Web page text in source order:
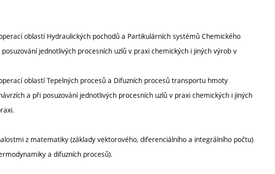
oblastí Hydraulických pochodů a Partikulárních systémů Chemického
jednotlivých procesních uzlů v praxi chemických i jiných výrob v
oblastí Tepelných procesů a Difuzních procesů transportu hmoty
a při posuzování jednotlivých procesních uzlů v praxi chemických i jiných
z matematiky (základy vektorového, diferenciálního a integrálního počtu)
a difuzních procesů).